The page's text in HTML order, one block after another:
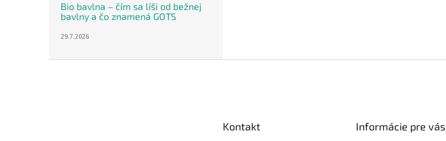
Bio bavlna – čím sa líši od bežnej
bavlny a čo znamená GOTS
29.7.2026
Kontakt Informácie pre vás